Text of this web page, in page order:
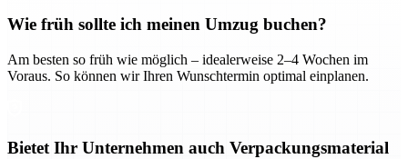
Wie früh sollte ich meinen Umzug buchen?
Am besten so früh wie möglich – idealerweise 2–4 Wochen im
Voraus. So können wir Ihren Wunschtermin optimal einplanen.
Bietet Ihr Unternehmen auch Verpackungsmaterial